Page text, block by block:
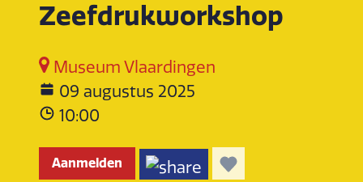
Zeefdrukworkshop
Museum Vlaardingen
09 augustus 2025
10:00
Aanmelden